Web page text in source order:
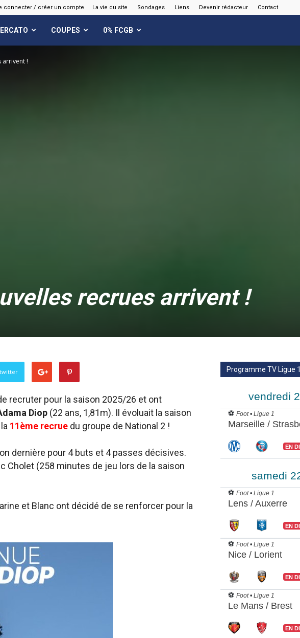
connecter / créer un compte La vie du site Sondages Liens Devenir rédacteur Contact
COUPES 0% FCGB
arrivent !
recrues arrivent !
recruter pour la saison 2025/26 et ont
Diop (22 ans, 1,81m). Il évoluait la saison
11ème recrue du groupe de National 2 !
dernière pour 4 buts et 4 passes décisives.
Cholet (258 minutes de jeu lors de la saison
et Blanc ont décidé de se renforcer pour la
Programme TV Ligue 1